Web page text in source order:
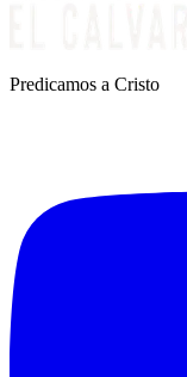
Predicamos a Cristo